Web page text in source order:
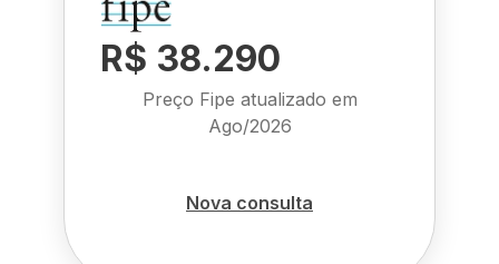
R$ 38.290
Preço Fipe atualizado em
Ago/2026
Nova consulta